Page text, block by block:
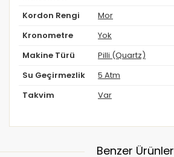
Kordon Rengi Mor
Kronometre Yok
Makine Türü Pilli (Quartz)
Su Geçirmezlik 5 Atm
Takvim Var
Benzer Ürünler